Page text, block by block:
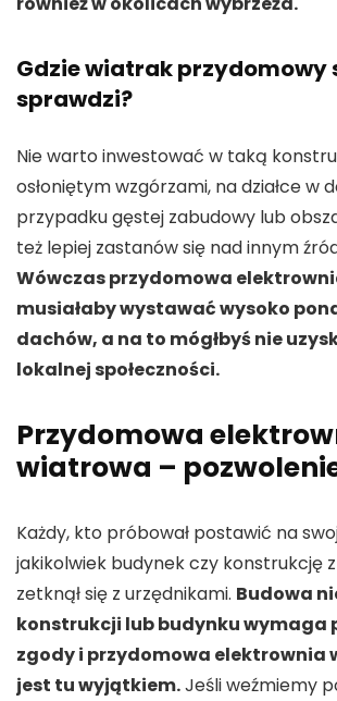
Gdzie wiatrak przydomowy
sprawdzi?
Nie warto inwestować w taką
osłoniętym wzgórzami, na działce w
przypadku gęstej zabudowy lub
też lepiej zastanów się nad innym
Wówczas przydomowa
musiałaby wystawać wysoko
dachów, a na to mógłbyś nie
lokalnej społeczności.
Przydomowa
wiatrowa –
Każdy, kto próbował postawić na
jakikolwiek budynek czy konstrukcję
zetknął się z urzędnikami. Budowa
konstrukcji lub budynku wymaga
zgody i przydomowa elektrownia
jest tu wyjątkiem.Jeśli weźmiemy